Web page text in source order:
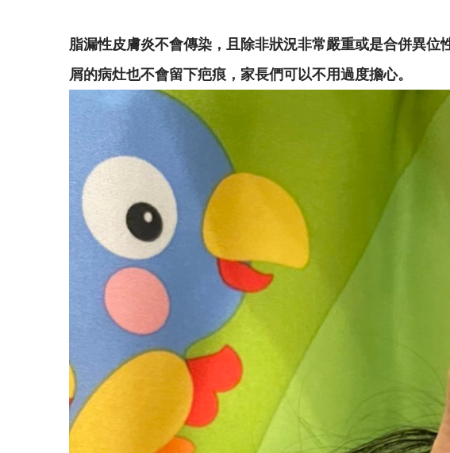
脂漏性皮膚炎不會傳染，且除非狀況非常嚴重或是合併異
屑的病灶也不會留下疤痕，家長們可以不用過度擔心。